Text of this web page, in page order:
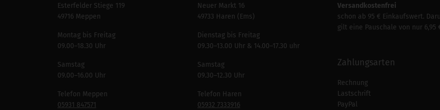
Esterfelder Stiege 119
49716 Meppen
Montag bis Freitag
09.00–18.30 Uhr
Samstag
09.00–16.00 Uhr
Telefon Meppen
05931 847571
Neuer Markt 16
49733 Haren (Ems)
Dienstag bis Freitag
09.30–13.00 Uhr & 14.00–17.30 uhr
Samstag
09.30–12.30 Uhr
Telefon Haren
05932 7333916
Versandkostenfrei
schon ab 95 € Einkaufswert.
gilt eine Pauschale von nur 6,95
Zahlungsarten
Rechnung
Lastschrift
PayPal